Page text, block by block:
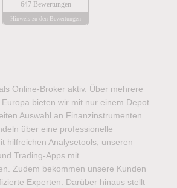
647 Bewertungen
Hinweis zu den Bewertungen
Online-Broker aktiv. Über mehrere
bieten wir mit nur einem Depot
Auswahl an Finanzinstrumenten.
über eine professionelle
hilfreichen Analysetools, unseren
Trading-Apps mit
Zudem bekommen unsere Kunden
Experten. Darüber hinaus stellt